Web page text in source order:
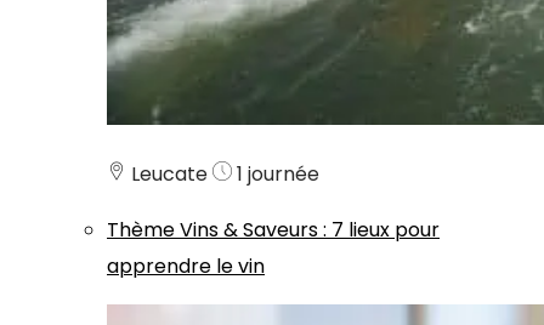
Leucate
1 journée
ThèmeVins & Saveurs: 7 lieux pour
apprendre le vin